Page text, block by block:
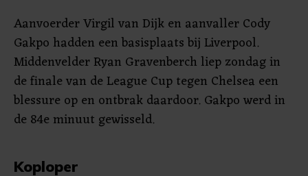
Aanvoerder Virgil van Dijk en aanvaller Cody
Gakpo hadden een basisplaats bij Liverpool.
Middenvelder Ryan Gravenberch liep zondag in
de finale van de League Cup tegen Chelsea een
blessure op en ontbrak daardoor. Gakpo werd in
de 84e minuut gewisseld.
Koploper